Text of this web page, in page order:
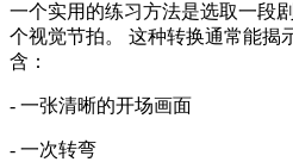
一个实用的练习方法是选取一段
个视觉节拍。 这种转换通常能揭
含：
- 一张清晰的开场画面
- 一次转弯